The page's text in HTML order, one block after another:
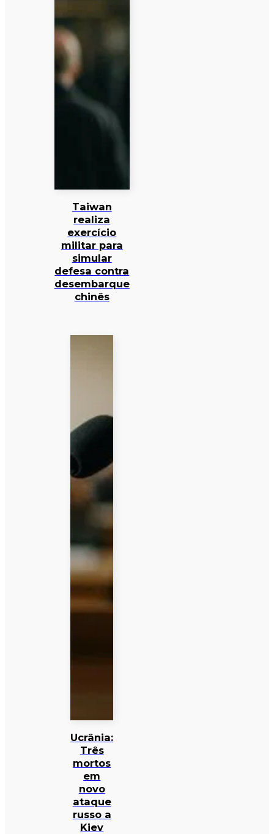
Taiwan
realiza
exercício
militar para
simular
defesa contra
desembarque
chinês
Ucrânia:
Três
mortos
em
novo
ataque
russo a
Kiev